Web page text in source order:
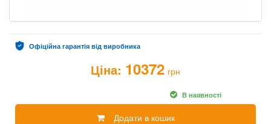
Офіційна гарантія від виробника
Ціна: 10372 грн
В наявності
Додати в кошик